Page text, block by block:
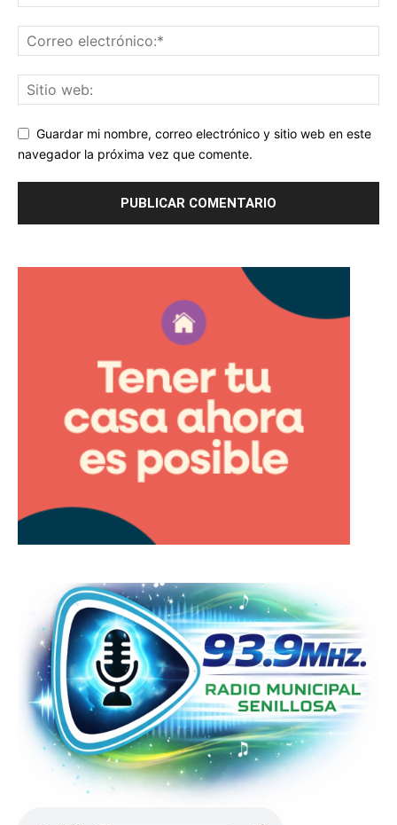
Guardar mi nombre, correo electrónico y sitio web en este
navegador la próxima vez que comente.